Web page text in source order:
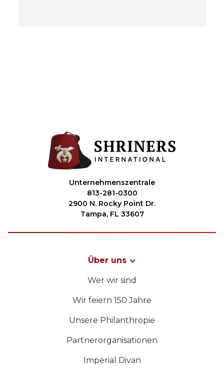
Unternehmenszentrale
813-281-0300
2900 N. Rocky Point Dr.
Tampa, FL 33607
Über uns
Wer wir sind
Wir feiern 150 Jahre
Unsere Philanthropie
Partnerorganisationen
Imperial Divan